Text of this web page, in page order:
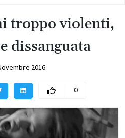
troppo violenti,
dissanguata
2016
0